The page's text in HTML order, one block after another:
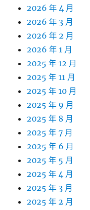
2026 年 4 月
2026 年 3 月
2026 年 2 月
2026 年 1 月
2025 年 12 月
2025 年 11 月
2025 年 10 月
2025 年 9 月
2025 年 8 月
2025 年 7 月
2025 年 6 月
2025 年 5 月
2025 年 4 月
2025 年 3 月
2025 年 2 月